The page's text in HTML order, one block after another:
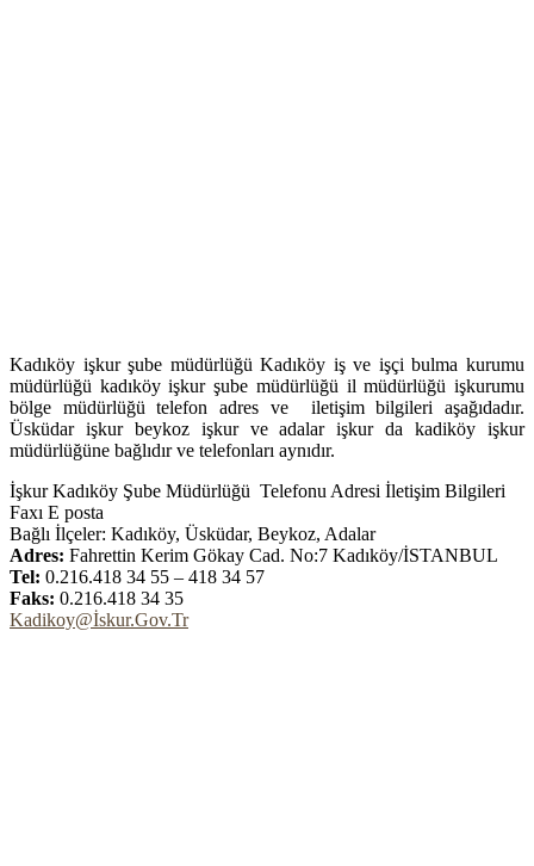
Kadıköy işkur şube müdürlüğü Kadıköy iş ve işçi bulma kurumu
müdürlüğü kadıköy işkur şube müdürlüğü il müdürlüğü işkurumu
bölge müdürlüğü telefon adres ve iletişim bilgileri aşağıdadır.
Üsküdar işkur beykoz işkur ve adalar işkur da kadiköy işkur
müdürlüğüne bağlıdır ve telefonları aynıdır.
İşkur Kadıköy Şube Müdürlüğü Telefonu Adresi İletişim Bilgileri
Faxı E posta
Bağlı İlçeler: Kadıköy, Üsküdar, Beykoz, Adalar
Adres: Fahrettin Kerim Gökay Cad. No:7 Kadıköy/İSTANBUL
Tel: 0.216.418 34 55 – 418 34 57
Faks: 0.216.418 34 35
Kadikoy@İskur.Gov.Tr